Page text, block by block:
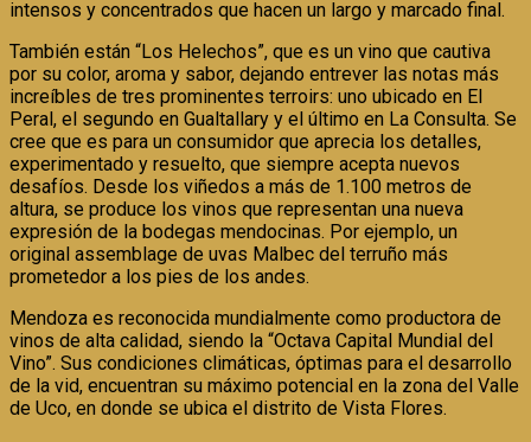
intensos y concentrados que hacen un largo y marcado final.
También están “Los Helechos”, que es un vino que cautiva
por su color, aroma y sabor, dejando entrever las notas más
increíbles de tres prominentes terroirs: uno ubicado en El
Peral, el segundo en Gualtallary y el último en La Consulta. Se
cree que es para un consumidor que aprecia los detalles,
experimentado y resuelto, que siempre acepta nuevos
desafíos. Desde los viñedos a más de 1.100 metros de
altura, se produce los vinos que representan una nueva
expresión de la bodegas mendocinas. Por ejemplo, un
original assemblage de uvas Malbec del terruño más
prometedor a los pies de los andes.
Mendoza es reconocida mundialmente como productora de
vinos de alta calidad, siendo la “Octava Capital Mundial del
Vino”. Sus condiciones climáticas, óptimas para el desarrollo
de la vid, encuentran su máximo potencial en la zona del Valle
de Uco, en donde se ubica el distrito de Vista Flores.